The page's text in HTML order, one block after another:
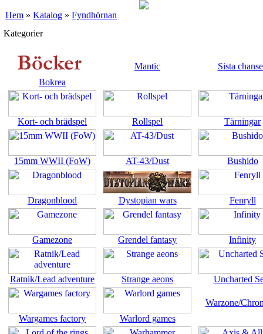
Hem » Katalog » Fyndhörnan
Kategorier
Bokrea
Mantic Sista
Kort- och brädspel Rollspel Tärningar
15mm WWII (FoW) AT-43/Dust Bushido
Dragonblood Dystopian wars Fenryll
Gamezone Grendel fantasy Infinity
Ratnik/Lead adventure Strange aeons Uncharted
Wargames factory Warlord games
Warzone/